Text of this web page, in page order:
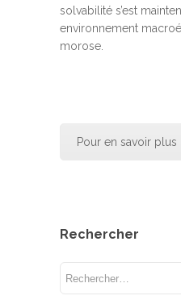
solvabilité s’est
environnement
morose.
Pour en savoir plus
Rechercher